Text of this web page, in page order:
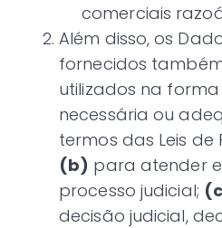
comerciais
Além disso, os
fornecidos
utilizados na
necessária ou
termos das Leis
(b) para atender
processo judicial;
decisão judicial,